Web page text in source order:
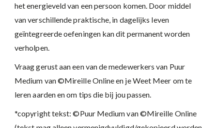
het energieveld van een persoon komen. Door middel
van verschillende praktische, in dagelijks leven
geïntegreerde oefeningen kan dit permanent worden
verholpen.
Vraag gerust aan een van de medewerkers van Puur
Medium van ©Mireille Online en je Weet Meer om te
leren aarden en om tips die bij jou passen.
*copyright tekst: ©Puur Medium van ©Mireille Online